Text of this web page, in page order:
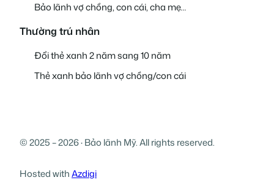
Bảo lãnh vợ chồng, con cái, cha mẹ…
Thường trú nhân
Đổi thẻ xanh 2 năm sang 10 năm
Thẻ xanh bảo lãnh vợ chồng/con cái
© 2025 – 2026 · Bảo lãnh Mỹ. All rights reserved.
Hosted withAzdigi